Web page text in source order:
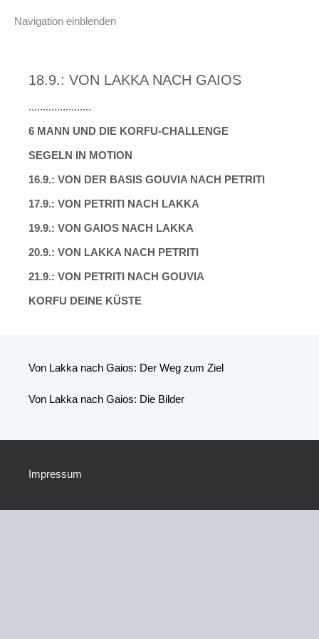
Navigation einblenden
18.9.: VON LAKKA NACH GAIOS
......................
6 MANN UND DIE KORFU-CHALLENGE
SEGELN IN MOTION
16.9.: VON DER BASIS GOUVIA NACH PETRITI
17.9.: VON PETRITI NACH LAKKA
19.9.: VON GAIOS NACH LAKKA
20.9.: VON LAKKA NACH PETRITI
21.9.: VON PETRITI NACH GOUVIA
KORFU DEINE KÜSTE
Von Lakka nach Gaios: Der Weg zum Ziel
Von Lakka nach Gaios: Die Bilder
Impressum